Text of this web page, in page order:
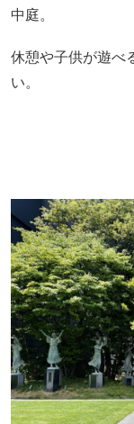
中庭。
休憩や子供が遊べ
い。